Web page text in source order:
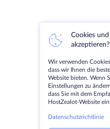
Cookies
akzeptieren?
Wir verwenden
dass wir Ihnen die
Website bieten. Wenn
Einstellungen zu
dass Sie mit dem
HostZealot-Website
Datenschutzrichtlinie